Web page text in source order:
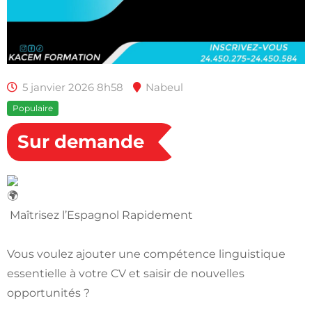
5 janvier 2026 8h58 Nabeul
Populaire
Sur demande
Maîtrisez l’Espagnol Rapidement
Vous voulez ajouter une compétence linguistique
essentielle à votre CV et saisir de nouvelles
opportunités ?